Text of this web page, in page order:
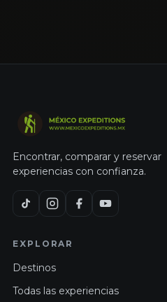
Encontrar, comparar y reservar
experiencias con confianza.
EXPLORAR
Destinos
Todas las experiencias